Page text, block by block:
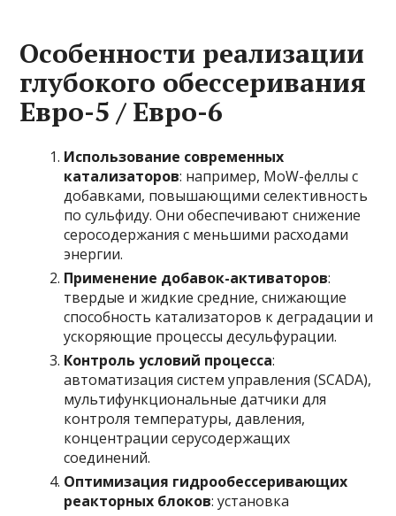
Особенности реализации
глубокого обессеривания
Евро-5 / Евро-6
Использование современных
катализаторов: например, MoW-феллы с
добавками, повышающими селективность
по сульфиду. Они обеспечивают снижение
серосодержания с меньшими расходами
энергии.
Применение добавок-активаторов:
твердые и жидкие средние, снижающие
способность катализаторов к деградации и
ускоряющие процессы десульфурации.
Контроль условий процесса:
автоматизация систем управления (SCADA),
мультифункциональные датчики для
контроля температуры, давления,
концентрации серусодержащих
соединений.
Оптимизация гидрообессеривающих
реакторных блоков: установка